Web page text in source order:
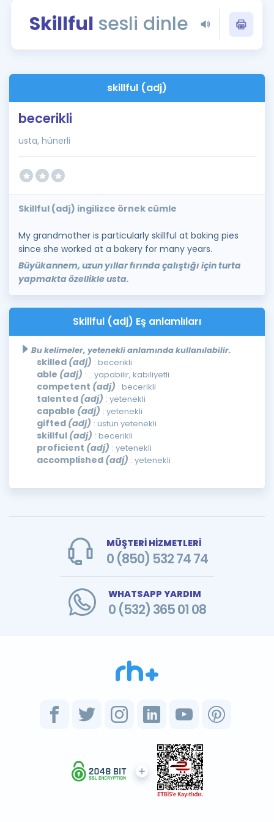
Blog
İngilizce Gramer
Skillful sesli dinle
skillful (adj)
becerikli
usta, hünerli
Skillful (adj) ingilizce örnek cümle
My grandmother is particularly skillful at baking pies
since she worked at a bakery for many years.
Büyükannem, uzun yıllar fırında çalıştığı için turta
yapmakta özellikle usta.
Skillful (adj) Eş anlamlıları
Bu kelimeler, yetenekli anlamında kullanılabilir.
skilled (adj) : becerikli
able (adj) : ...yapabilir, kabiliyetli
competent (adj) : becerikli
talented (adj) : yetenekli
capable (adj) : yetenekli
gifted (adj) : üstün yetenekli
skillful (adj) : becerikli
proficient (adj) : yetenekli
accomplished (adj) : yetenekli
MÜŞTERİ HİZMETLERİ
0 (850) 532 74 74
WHATSAPP YARDIM
0 (532) 365 01 08